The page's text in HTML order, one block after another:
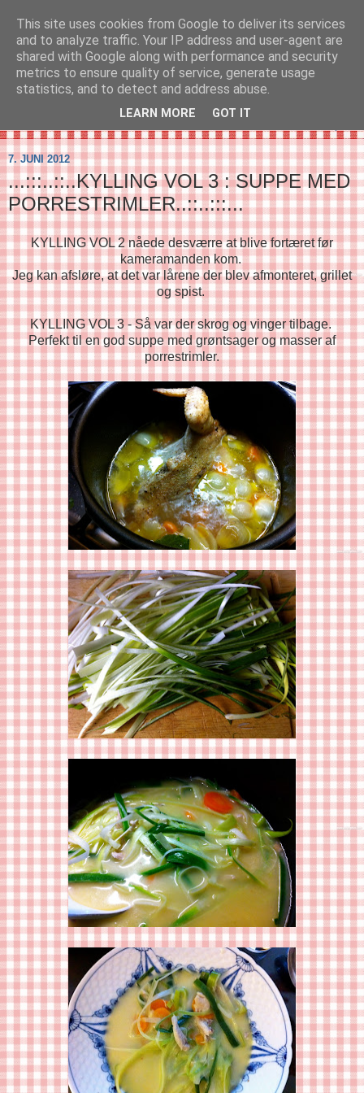
SVIRELIV
- en blog om svirelivet i København og resten af verden...
7. JUNI 2012
...:::..::..KYLLING VOL 3 : SUPPE MED
PORRESTRIMLER..::..:::...
KYLLING VOL 2 nåede desværre at blive fortæret før
kameramanden kom.
Jeg kan afsløre, at det var lårene der blev afmonteret, grillet
og spist.
KYLLING VOL 3 - Så var der skrog og vinger tilbage.
Perfekt til en god suppe med grøntsager og masser af
porrestrimler.
This site uses cookies from Google to deliver its services
and to analyze traffic. Your IP address and user-agent are
shared with Google along with performance and security
metrics to ensure quality of service, generate usage
statistics, and to detect and address abuse.
LEARN MORE GOT IT